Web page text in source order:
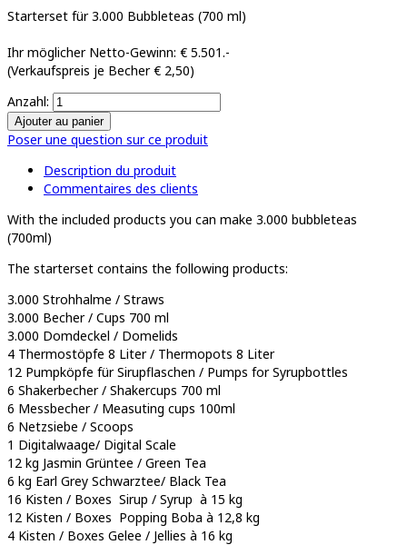
Starterset für 3.000 Bubbleteas (700 ml)
Ihr möglicher Netto-Gewinn: € 5.501.-
(Verkaufspreis je Becher € 2,50)
Anzahl:
Poser une question sur ce produit
Description du produit
Commentaires des clients
With the included products you can make 3.000 bubbleteas
(700ml)
The starterset contains the following products:
3.000 Strohhalme / Straws
3.000 Becher / Cups 700 ml
3.000 Domdeckel / Domelids
4 Thermostöpfe 8 Liter / Thermopots 8 Liter
12 Pumpköpfe für Sirupflaschen / Pumps for Syrupbottles
6 Shakerbecher / Shakercups 700 ml
6 Messbecher / Measuting cups 100ml
6 Netzsiebe / Scoops
1 Digitalwaage/ Digital Scale
12 kg Jasmin Grüntee / Green Tea
6 kg Earl Grey Schwarztee/ Black Tea
16 Kisten / Boxes Sirup / Syrup à 15 kg
12 Kisten / Boxes Popping Boba à 12,8 kg
4 Kisten / Boxes Gelee / Jellies à 16 kg